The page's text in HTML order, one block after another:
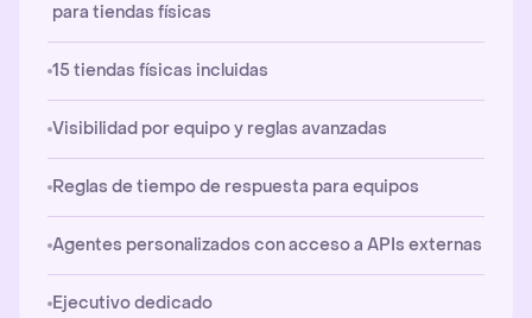
para tiendas físicas
15 tiendas físicas incluidas
Visibilidad por equipo y reglas avanzadas
Reglas de tiempo de respuesta para equipos
Agentes personalizados con acceso a APIs externas
Ejecutivo dedicado